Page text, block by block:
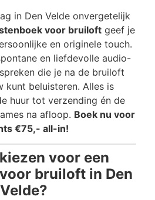
in Den Velde onvergetelijk
voor bruiloft geef je
en originele touch.
en liefdevolle audio-
die je na de bruiloft
kunt beluisteren. Alles is
huur tot verzending én de
na afloop. Boek nu voor
€75,- all-in!
voor een
bruiloft in Den
Velde?